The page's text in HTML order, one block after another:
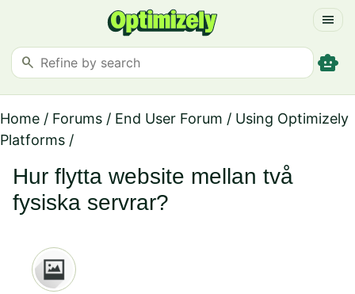
menu
search smart_toy
Home / Forums / End User Forum / Using Optimizely
Platforms /
Hur flytta website mellan två
fysiska servrar?